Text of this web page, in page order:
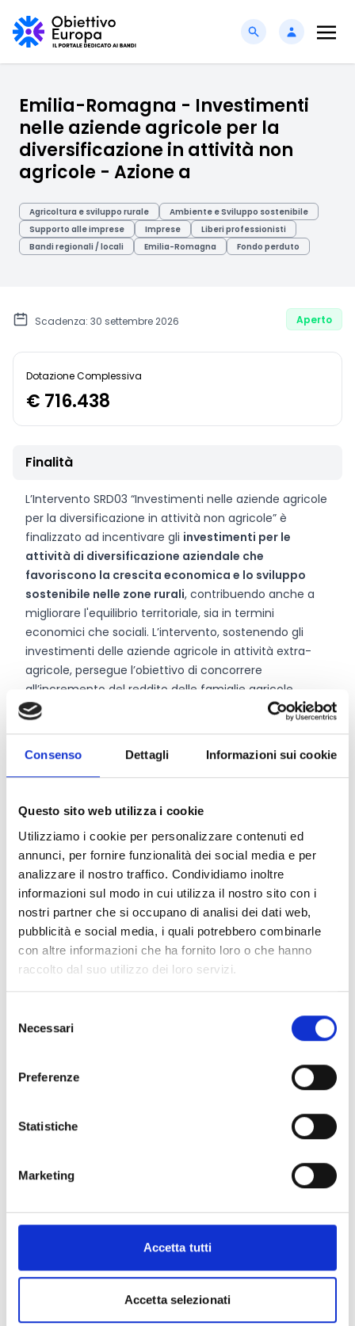
Consenso Dettagli Informazioni sui cookie
Questo sito web utilizza i cookie
Utilizziamo i cookie per personalizzare contenuti ed
annunci, per fornire funzionalità dei social media e per
analizzare il nostro traffico. Condividiamo inoltre
informazioni sul modo in cui utilizza il nostro sito con i
nostri partner che si occupano di analisi dei dati web,
pubblicità e social media, i quali potrebbero combinarle
con altre informazioni che ha fornito loro o che hanno
raccolto dal suo utilizzo dei loro servizi.
delNecessari
Preferenze
Statistiche
Marketing
Accetta tutti
Accetta selezionati
Emilia-Romagna - Investimenti
nelle aziende agricole per la
diversificazione in attività non
agricole - Azione a
Agricoltura e sviluppo rurale
Ambiente e Sviluppo sostenibile
Supporto alle imprese
Imprese
Liberi professionisti
Bandi regionali / locali
Emilia-Romagna Fondo perduto
Scadenza: 30 settembre 2026 Aperto
Dotazione Complessiva
€ 716.438
Finalità
L’Intervento SRD03 “Investimenti nelle aziende agricole
per la diversificazione in attività non agricole” è
finalizzato ad incentivare gli investimenti per le
attività di diversificazione aziendale che
favoriscono la crescita economica e lo sviluppo
sostenibile nelle zone rurali, contribuendo anche a
migliorare l'equilibrio territoriale, sia in termini
economici che sociali. L’intervento, sostenendo gli
investimenti delle aziende agricole in attività extra-
agricole, persegue l’obiettivo di concorrere
all’incremento del reddito delle famiglie agricole
nonché a migliorare l’attrattività delle aree rurali e, allo
allo spopolamento delle stesse, attraerso la creazione
e lo sviluppo di attività agrituristiche.
Conosci Obiettivo Europa?
Prova gratis